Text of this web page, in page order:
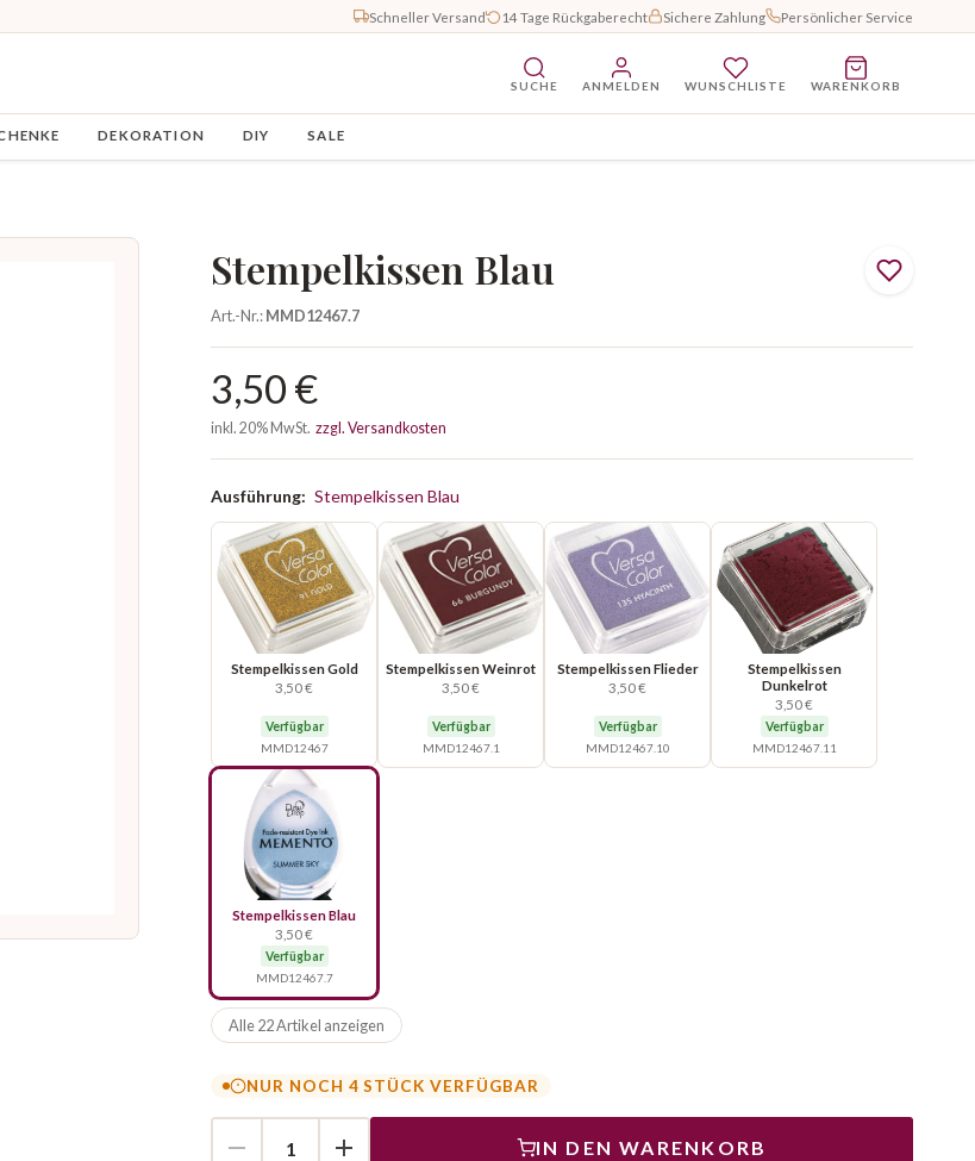
Schneller Versand 14 Tage Rückgaberecht Sichere Zahlung Persönlicher Service
SUCHE ANMELDEN WUNSCHLISTE WARENKORB
DEKORATION DIY SALE
Stempelkissen Blau
Art.-Nr.:MMD12467.7
3,50 €
inkl. 20% MwSt. zzgl. Versandkosten
Ausführung: Stempelkissen Blau
Stempelkissen Gold
3,50 €
Verfügbar
MMD12467
Stempelkissen Weinrot
3,50 €
Verfügbar
MMD12467.1
Stempelkissen Flieder
3,50 €
Verfügbar
MMD12467.10
Stempelkissen
Dunkelrot
3,50 €
Verfügbar
MMD12467.11
Stempelkissen Blau
3,50 €
Verfügbar
MMD12467.7
Alle 22 Artikel anzeigen
NUR NOCH 4 STÜCK VERFÜGBAR
IN DEN WARENKORB